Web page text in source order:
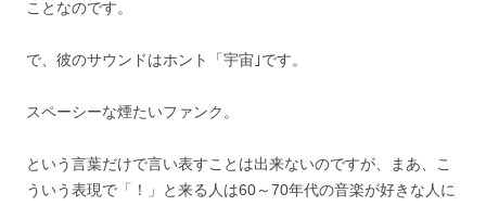
ことなのです。
で、彼のサウンドはホント「宇宙｣です。
スペーシーな煙たいファンク。
という言葉だけで言い表すことは出来ないのですが、まあ、こ
ういう表現で「！」と来る人は60～70年代の音楽が好きな人に